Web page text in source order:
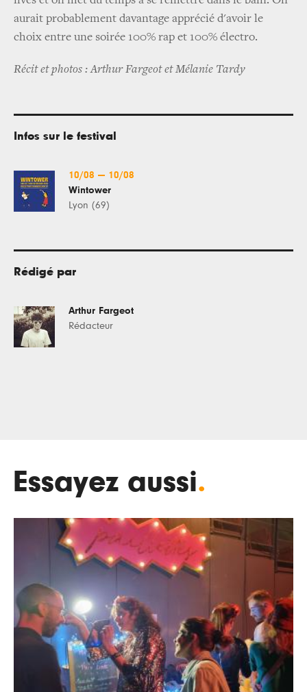
aurait probablement davantage apprécié d'avoir le
choix entre une soirée 100% rap et 100% électro.
Récit et photos : Arthur Fargeot et Mélanie Tardy
Infos sur le festival
10/08 — 10/08
Wintower
Lyon (69)
Rédigé par
Arthur Fargeot
Rédacteur
Essayez aussi.